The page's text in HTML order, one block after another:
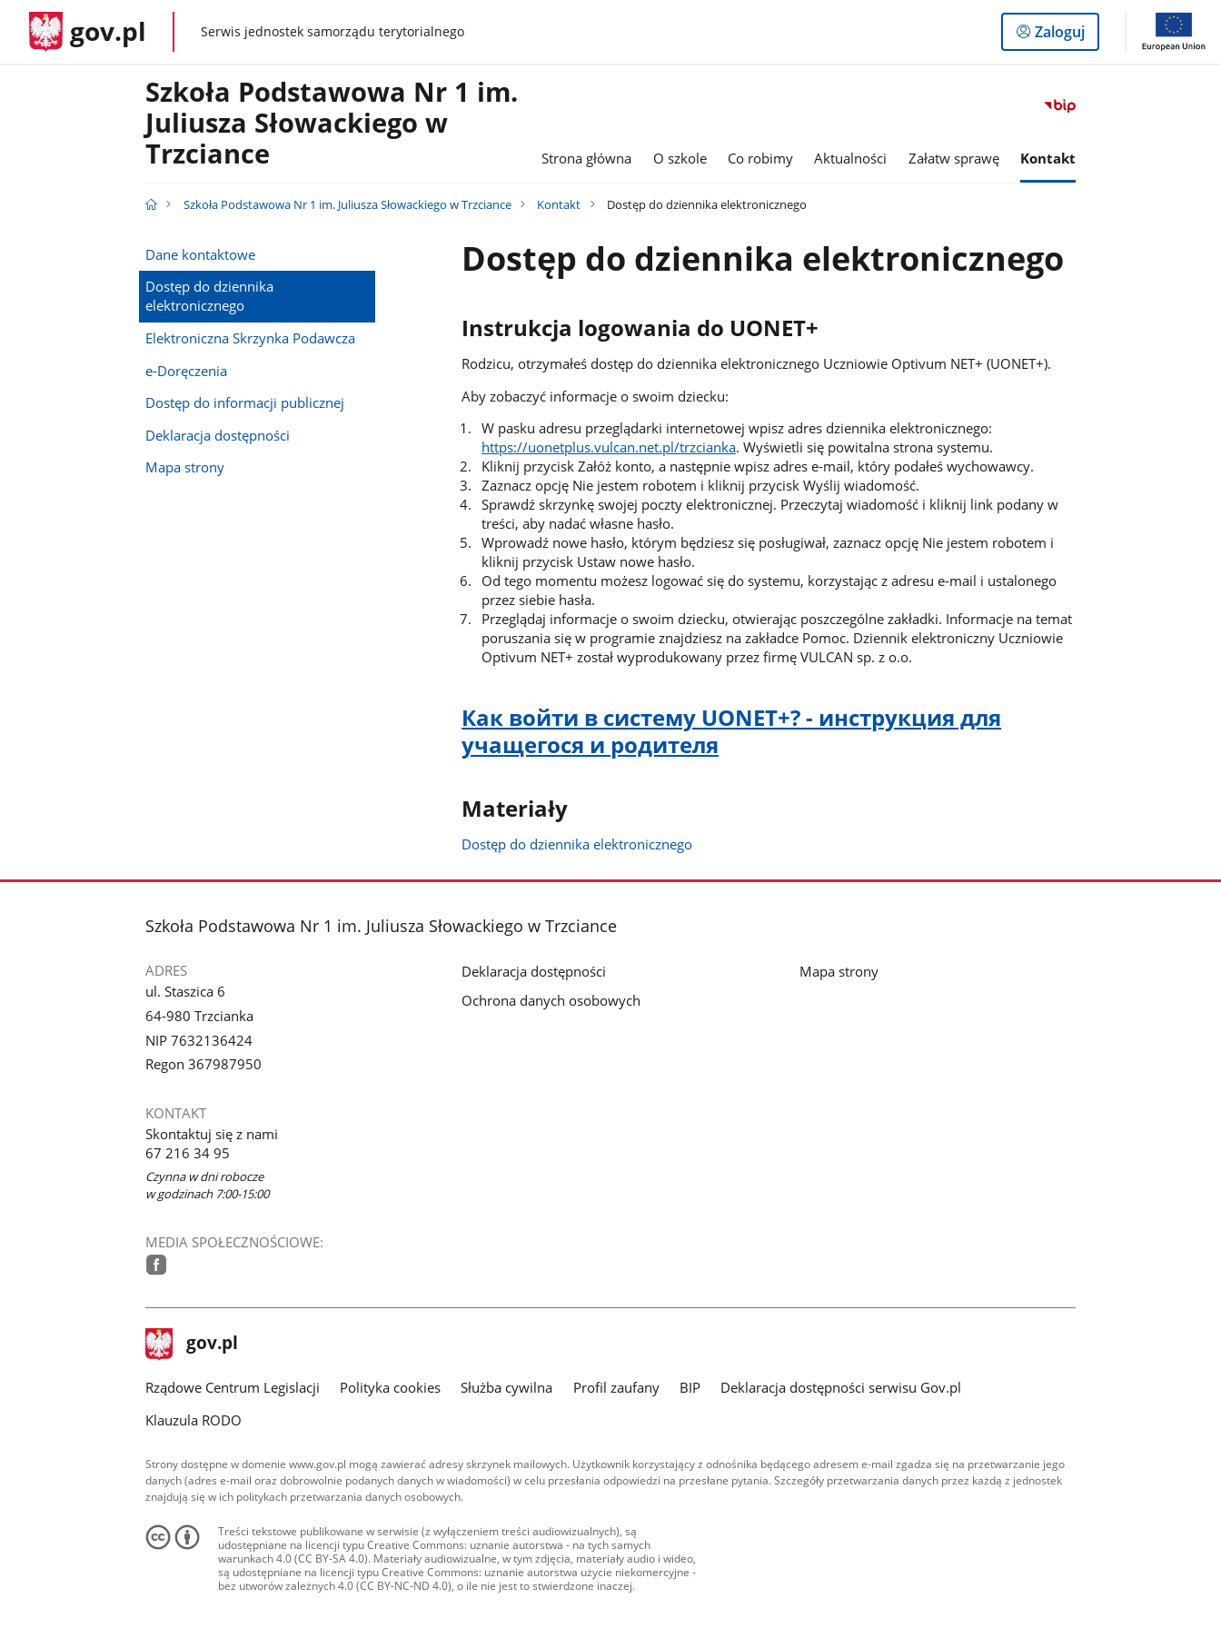
gov.pl gov.plSerwis jednostek samorządu terytorialnego
Logowanie
do
Zaloguj
Przejdź
Biuletyn
Informacji
Nr
1
w
Trzciance
Szkoła Podstawowa Nr 1 im.
Juliusza Słowackiego w
Trzciance
Strona główna O szkole Co robimy Aktualności Załatw sprawę Kontakt
Szkoła Podstawowa Nr 1 im. Juliusza Słowackiego w Trzciance Kontakt Dostęp do dziennika elektronicznego
Dane kontaktowe
Dostęp do dziennika
elektronicznego
Elektroniczna Skrzynka Podawcza
e-Doręczenia
Dostęp do informacji publicznej
Deklaracja dostępności
Mapa strony
Dostęp do dziennika elektronicznego
Instrukcja logowania do UONET+
Rodzicu, otrzymałeś dostęp do dziennika elektronicznego Uczniowie Optivum NET+ (UONET+).
Aby zobaczyć informacje o swoim dziecku:
W pasku adresu przeglądarki internetowej wpisz adres dziennika elektronicznego:
https://uonetplus.vulcan.net.pl/trzcianka. Wyświetli się powitalna strona systemu.
Kliknij przycisk Załóż konto, a następnie wpisz adres e-mail, który podałeś wychowawcy.
Zaznacz opcję Nie jestem robotem i kliknij przycisk Wyślij wiadomość.
Sprawdź skrzynkę swojej poczty elektronicznej. Przeczytaj wiadomość i kliknij link podany w
treści, aby nadać własne hasło.
Wprowadź nowe hasło, którym będziesz się posługiwał, zaznacz opcję Nie jestem robotem i
kliknij przycisk Ustaw nowe hasło.
Od tego momentu możesz logować się do systemu, korzystając z adresu e-mail i ustalonego
przez siebie hasła.
Przeglądaj informacje o swoim dziecku, otwierając poszczególne zakładki. Informacje na temat
poruszania się w programie znajdziesz na zakładce Pomoc. Dziennik elektroniczny Uczniowie
Optivum NET+ został wyprodukowany przez firmę VULCAN sp. z o.o.
Как войти в систему UONET+? - инструкция для
учащегося и родителя
Materiały
Dostęp do dziennika elektronicznego
stopka
Szkoła Podstawowa Nr 1 im. Juliusza Słowackiego w Trzciance
ADRES
ul. Staszica 6
64-980 Trzcianka
NIP 7632136424
Regon 367987950
KONTAKT
Skontaktuj się z nami
67 216 34 95
Czynna w dni robocze
w godzinach 7:00-15:00
MEDIA SPOŁECZNOŚCIOWE:
Deklaracja dostępności
Ochrona danych osobowych
Mapa strony
stopka
gov.pl Strona
gov.pl
Rządowe Centrum Legislacji Polityka cookies Służba cywilna Profil zaufany BIP
Deklaracja dostępności serwisu Gov.pl
Klauzula RODO
Strony dostępne w domenie www.gov.pl mogą zawierać adresy skrzynek mailowych. Użytkownik korzystający z odnośnika będącego adresem e-mail zgadza się na przetwarzanie jego
danych (adres e-mail oraz dobrowolnie podanych danych w wiadomości) w celu przesłania odpowiedzi na przesłane pytania. Szczegóły przetwarzania danych przez każdą z jednostek
znajdują się w ich politykach przetwarzania danych osobowych.
Treści tekstowe publikowane w serwisie (z wyłączeniem treści audiowizualnych), są
udostępniane na licencji typu Creative Commons: uznanie autorstwa - na tych samych
warunkach 4.0 (CC BY-SA 4.0). Materiały audiowizualne, w tym zdjęcia, materiały audio i wideo,
są udostępniane na licencji typu Creative Commons: uznanie autorstwa użycie niekomercyjne -
bez utworów zależnych 4.0 (CC BY-NC-ND 4.0), o ile nie jest to stwierdzone inaczej.